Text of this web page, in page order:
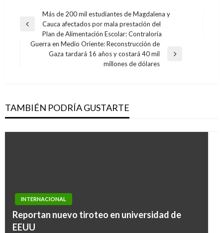
Navegación
de
entradas
Entrada
anterior
Más de 200 mil estudiantes de Magdalena y
Cauca afectados por mala prestación del
Plan de Alimentación Escolar: Contraloría
Entrada
Guerra en Medio Oriente: Reconstrucción de
Gaza tardará 16 años y costará 40 mil
millones de dólares
TAMBIÉN PODRÍA GUSTARTE
INTERNACIONAL
Reportan nuevo tiroteo en universidad de
EEUU